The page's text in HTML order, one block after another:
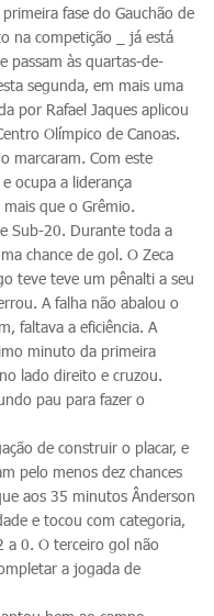
fase do Gauchão de
na competição _ já está
passam às quartas-de-
segunda, em mais uma
por Rafael Jaques aplicou
Olímpico de Canoas.
marcaram. Com este
ocupa a liderança
que o Grêmio.
Sub-20. Durante toda a
chance de gol. O Zeca
teve teve um pênalti a seu
A falha não abalou o
faltava a eficiência. A
minuto da primeira
lado direito e cruzou.
pau para fazer o
de construir o placar, e
pelo menos dez chances
aos 35 minutos Ânderson
e tocou com categoria,
a 0. O terceiro gol não
a jogada de